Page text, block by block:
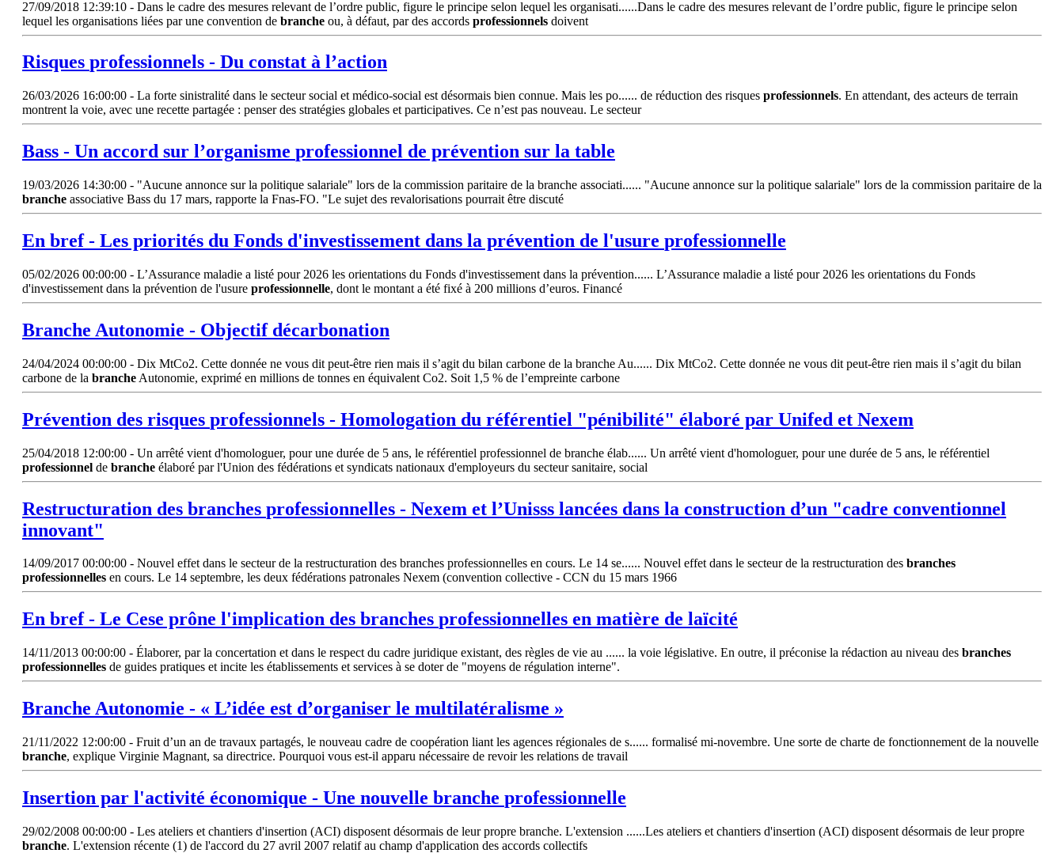
27/09/2018 12:39:10 - Dans le cadre des mesures relevant de l’ordre public, figure le principe selon lequel les organisati......Dans le cadre des mesures relevant de l’ordre public, figure le principe selon
lequel les organisations liées par une convention de branche ou, à défaut, par des accords professionnels doivent
Risques professionnels - Du constat à l’action
26/03/2026 16:00:00 - La forte sinistralité dans le secteur social et médico-social est désormais bien connue. Mais les po...... de réduction des risques professionnels. En attendant, des acteurs de terrain
montrent la voie, avec une recette partagée : penser des stratégies globales et participatives. Ce n’est pas nouveau. Le secteur
Bass - Un accord sur l’organisme professionnel de prévention sur la table
19/03/2026 14:30:00 - "Aucune annonce sur la politique salariale" lors de la commission paritaire de la branche associati...... "Aucune annonce sur la politique salariale" lors de la commission paritaire de la
branche associative Bass du 17 mars, rapporte la Fnas-FO. "Le sujet des revalorisations pourrait être discuté
En bref - Les priorités du Fonds d'investissement dans la prévention de l'usure professionnelle
05/02/2026 00:00:00 - L’Assurance maladie a listé pour 2026 les orientations du Fonds d'investissement dans la prévention...... L’Assurance maladie a listé pour 2026 les orientations du Fonds
d'investissement dans la prévention de l'usure professionnelle, dont le montant a été fixé à 200 millions d’euros. Financé
Branche Autonomie - Objectif décarbonation
24/04/2024 00:00:00 - Dix MtCo2. Cette donnée ne vous dit peut-être rien mais il s’agit du bilan carbone de la branche Au...... Dix MtCo2. Cette donnée ne vous dit peut-être rien mais il s’agit du bilan
carbone de la branche Autonomie, exprimé en millions de tonnes en équivalent Co2. Soit 1,5 % de l’empreinte carbone
Prévention des risques professionnels - Homologation du référentiel "pénibilité" élaboré par Unifed et Nexem
25/04/2018 12:00:00 - Un arrêté vient d'homologuer, pour une durée de 5 ans, le référentiel professionnel de branche élab...... Un arrêté vient d'homologuer, pour une durée de 5 ans, le référentiel
professionnel de branche élaboré par l'Union des fédérations et syndicats nationaux d'employeurs du secteur sanitaire, social
Restructuration des branches professionnelles - Nexem et l’Unisss lancées dans la construction d’un "cadre conventionnel
innovant"
14/09/2017 00:00:00 - Nouvel effet dans le secteur de la restructuration des branches professionnelles en cours. Le 14 se...... Nouvel effet dans le secteur de la restructuration des branches
professionnelles en cours. Le 14 septembre, les deux fédérations patronales Nexem (convention collective - CCN du 15 mars 1966
En bref - Le Cese prône l'implication des branches professionnelles en matière de laïcité
14/11/2013 00:00:00 - Élaborer, par la concertation et dans le respect du cadre juridique existant, des règles de vie au ...... la voie législative. En outre, il préconise la rédaction au niveau des branches
professionnelles de guides pratiques et incite les établissements et services à se doter de "moyens de régulation interne".
Branche Autonomie - « L’idée est d’organiser le multilatéralisme »
21/11/2022 12:00:00 - Fruit d’un an de travaux partagés, le nouveau cadre de coopération liant les agences régionales de s...... formalisé mi-novembre. Une sorte de charte de fonctionnement de la nouvelle
branche, explique Virginie Magnant, sa directrice. Pourquoi vous est-il apparu nécessaire de revoir les relations de travail
Insertion par l'activité économique - Une nouvelle branche professionnelle
29/02/2008 00:00:00 - Les ateliers et chantiers d'insertion (ACI) disposent désormais de leur propre branche. L'extension ......Les ateliers et chantiers d'insertion (ACI) disposent désormais de leur propre
branche. L'extension récente (1) de l'accord du 27 avril 2007 relatif au champ d'application des accords collectifs